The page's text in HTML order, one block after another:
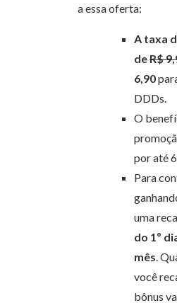
a essa oferta:
A taxa
deR$
6,90
DDDs.
O
por até 6
Para
uma
do 1º
mês .
você
bônus